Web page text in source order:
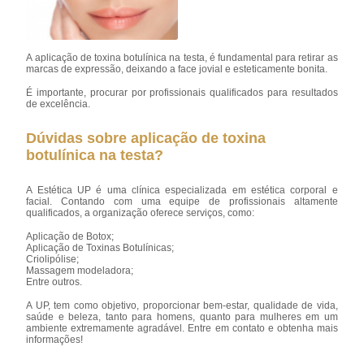
A aplicação de toxina botulínica na testa, é fundamental para retirar as
marcas de expressão, deixando a face jovial e esteticamente bonita.
É importante, procurar por profissionais qualificados para resultados
de excelência.
Dúvidas sobre aplicação de toxina
botulínica na testa?
A Estética UP é uma clínica especializada em estética corporal e
facial. Contando com uma equipe de profissionais altamente
qualificados, a organização oferece serviços, como:
Aplicação de Botox;
Aplicação de Toxinas Botulínicas;
Criolipólise;
Massagem modeladora;
Entre outros.
A UP, tem como objetivo, proporcionar bem-estar, qualidade de vida,
saúde e beleza, tanto para homens, quanto para mulheres em um
ambiente extremamente agradável. Entre em contato e obtenha mais
informações!